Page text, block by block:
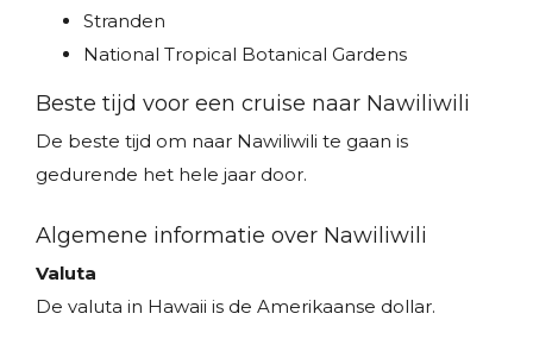
Stranden
National Tropical Botanical Gardens
Beste tijd voor een cruise naar Nawiliwili
De beste tijd om naar Nawiliwili te gaan is
gedurende het hele jaar door.
Algemene informatie over Nawiliwili
Valuta
De valuta in Hawaii is de Amerikaanse dollar.